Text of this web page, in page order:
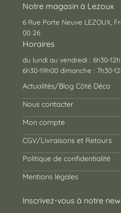
Notre magasin à Lezoux
6 Rue Porte Neuve LEZOUX,
00 26
Horaires
du lundi au vendredi : 6h30-
6h30-19h00 dimanche : 7h30-
Actualités/Blog Côté Déco
Nous contacter
Mon compte
CGV/Livraisons et Retours
Politique de confidentialité
Mentions légales
Inscrivez-vous à notre